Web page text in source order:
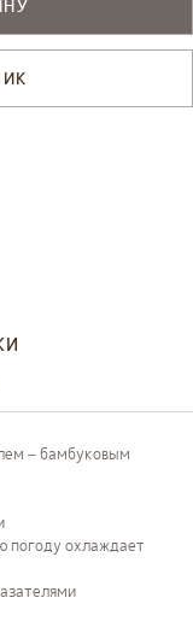
– бамбуковым
погоду охлаждает